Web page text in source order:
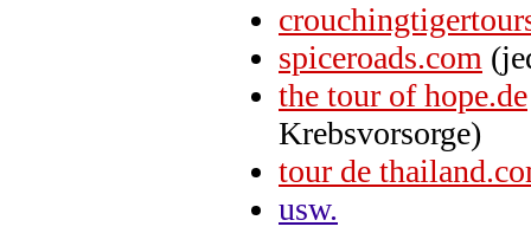
spiceroads.com
the tour of hope.de
Krebsvorsorge)
tour de
usw.